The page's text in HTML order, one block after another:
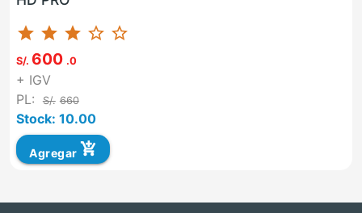
star star star star_border star_border
S/. 600 .0
+ IGV
PL:
S/. 660
Stock: 10.00
Agregar add_shopping_cart